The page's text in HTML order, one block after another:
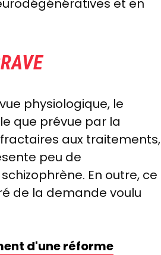
et en
physiologique, le
que prévue par la
aux traitements,
peu de
En outre, ce
de la demande voulu
d'une réforme